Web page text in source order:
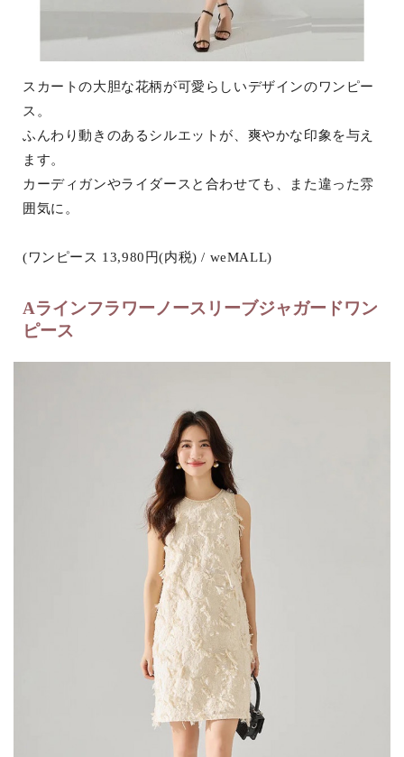
スカートの大胆な花柄が可愛らしいデザインのワンピー
ス。
ふんわり動きのあるシルエットが、爽やかな印象を与え
ます。
カーディガンやライダースと合わせても、また違った雰
囲気に。
(ワンピース 13,980円(内税) / weMALL)
Aラインフラワーノースリーブジャガードワン
ピース